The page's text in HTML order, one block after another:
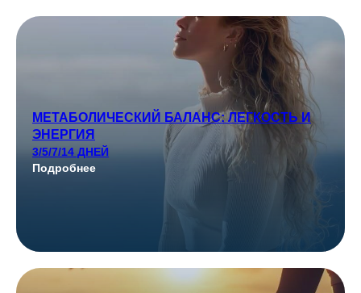
МЕТАБОЛИЧЕСКИЙ БАЛАНС: ЛЕГКОСТЬ И
ЭНЕРГИЯ
3/5/7/14 ДНЕЙ
Подробнее